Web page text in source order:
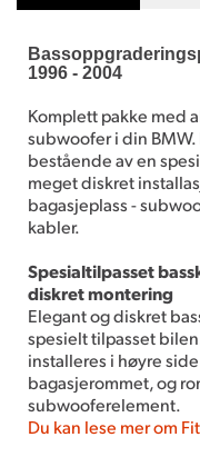
1996 - 2004
Komplett pakke med
subwoofer i din BMW.
bestående av en
meget diskret
bagasjeplass -
kabler.
Spesialtilpasset
diskret montering
Elegant og diskret
spesielt tilpasset
installeres i høyre
bagasjerommet, og
subwooferelement.
Du kan lese mer om